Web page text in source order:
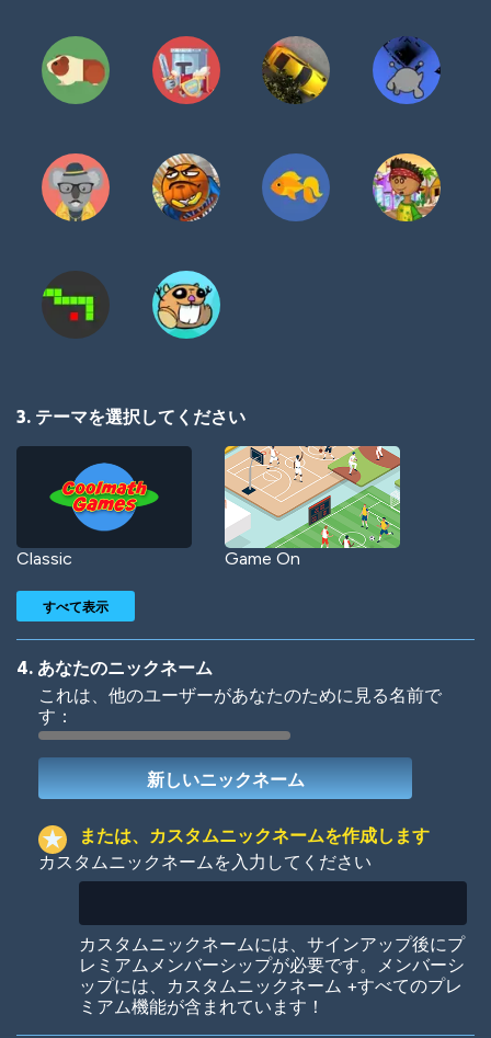
3. テーマを選択してください
Classic Game On
Woof
Colorful
すべて表示
4. あなたのニックネーム
これは、他のユーザーがあなたのために見る名前で
す：
または、カスタムニックネームを作成します
カスタムニックネームを入力してください
カスタムニックネームには、サインアップ後にプ
レミアムメンバーシップが必要です。メンバーシ
ップには、カスタムニックネーム +すべてのプレ
ミアム機能が含まれています！